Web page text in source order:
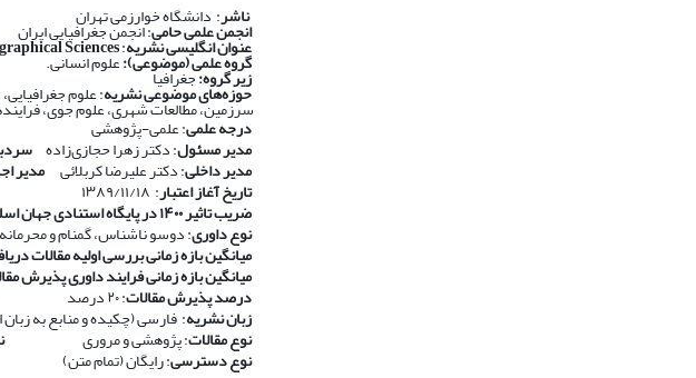
ناشر: دانشگاه خوارزمی تهران
انجمن علمی حامی: انجمن جغرافیایی ایران
عنوان انگلیسی نشریه: Journal of
Sciences
گروه علمی (موضوعی):علوم انسانی.
زیر گروه:جغرافیا
حوزه‌های موضوعی نشریه: علوم
سرزمین، مطالعات شهری، علوم جوی،
درجه علمی: علمی-پژوهشی
مدیر مسئول: دکتر زهرا حجازی‌زاده
مدیر داخلی: دکتر علیرضا کربلائی مدیر
تاریخ آغاز اعتبار: ۱۳۸۹/۱۱/۱۸
ضریب تاثیر ۱۴۰۰ در پایگاه استنادی جهان اسلام:
نوع داوری: دوسو ناشناس، گمنام و محرمانه
​​​​​​​میانگین بازه زمانی بررسی اولیه مقالات
​​​​​​​میانگین بازه زمانی فرایند داوری پذیرش
درصد پذیرش مقالات: ۲۰ درصد
زبان نشریه: فارسی (چکیده و منابع به
​​​​​​​نوع مقالات: پژوهشی و مروری ​​​​​​​
​​​​​​​نوع دسترسی: رایگان (تمام متن)